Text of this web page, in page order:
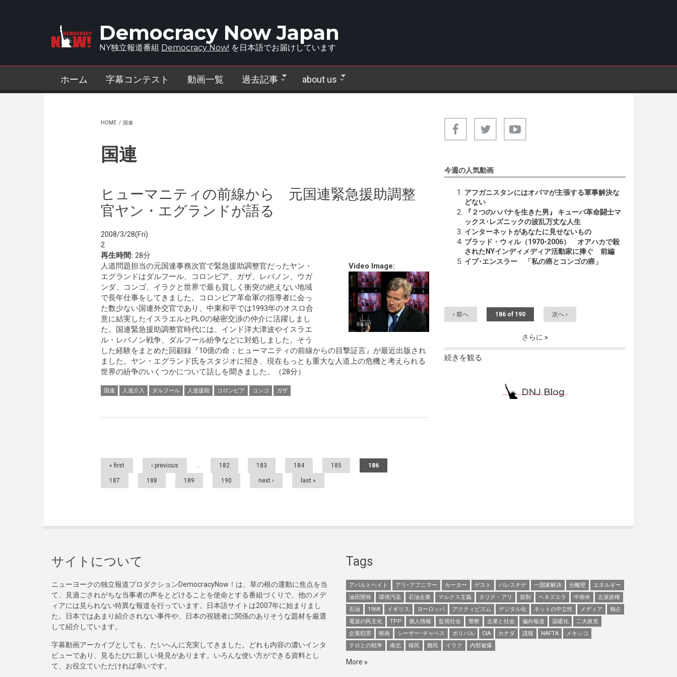
Democracy Now Japan
NY独立報道番組 Democracy Now! を日本語でお届けしています
ホーム 字幕コンテスト 動画一覧 過去記事 about us
HOME / 国連
国連
ヒューマニティの前線から 元国連緊急援助調整
官ヤン・エグランドが語る
2008/3/28(Fri)
2
再生時間: 28分
Video Image:
人道問題担当の元国連事務次官で緊急援助調整官だったヤン・
エグランドはダルフール、コロンビア、ガザ、レバノン、ウガ
ンダ、コンゴ、イラクと世界で最も貧しく衝突の絶えない地域
で長年仕事をしてきました。コロンビア革命軍の指導者に会っ
た数少ない国連外交官であり、中東和平では1993年のオスロ合
意に結実したイスラエルとPLOの秘密交渉の仲介に活躍しまし
た。国連緊急援助調整官時代には、インド洋大津波やイスラエ
ル・レバノン戦争、ダルフール紛争などに対処しました。そう
した経験をまとめた回顧録『10億の命；ヒューマニティの前線からの目撃証言』が最近出版され
ました。ヤン・エグランド氏をスタジオに招き、現在もっとも重大な人道上の危機と考えられる
世界の紛争のいくつかについて話しを聞きました。（28分）
国連 人道介入 ダルフール 人道援助 コロンビア コンゴ ガザ
Pages
« first ‹ previous … 182 183 184 185 186
187 188 189 190 next › last »
今週の人気動画
アフガニスタンにはオバマが主張する軍事解決な
どない
『２つのハバナを生きた男』 キューバ革命闘士マ
ックス･レズニックの波乱万丈な人生
インターネットがあなたに見せないもの
ブラッド・ウィル（1970-2006） オアハカで殺
されたNYインディメディア活動家に捧ぐ 前編
イブ･エンスラー 「私の癌とコンゴの癌」
‹ 前へ 186 of 190 次へ ›
さらに
続きを観る
サイトについて
ニューヨークの独立報道プロダクションDemocracyNow！は、草の根の運動に焦点を当
て、見過ごされがちな当事者の声をとどけることを使命とする番組づくりで、他のメデ
ィアには見られない特異な報道を行っています。日本語サイトは2007年に始まりまし
た。日本ではあまり紹介されない事件や、日本の視聴者に関係のありそうな題材を厳選
して紹介しています。
字幕動画アーカイブとしても、たいへんに充実してきました。どれも内容の濃いインタ
ビューであり、見るたびに新しい発見があります。いろんな使い方ができる資料とし
て、お役立ていただければ幸いです。
Tags
アパルトヘイト アリ･アブニマー カーター ゲスト パレスチナ 一国家解決 分離壁
エネルギー
油田開発
環境汚染 石油企業 マルクス主義 タリク・アリ 規制 ベネズエラ 中南米
左派政権
石油
1968 イギリス ヨーロッパ アクティビズム デジタル化 ネットの中立性 メディア
独占
電波の民主化
TPP 個人情報 監視社会 警察 企業と社会 偏向報道 温暖化
二大政党
企業犯罪
映画 シーザー･チャベス ボリバル CIA カナダ 諜報 NAFTA
メキシコ
テロとの戦争
南北 移民 難民 イラク 内部被爆
More